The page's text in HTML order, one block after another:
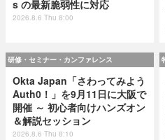
s の最新脆弱性に対応
2026.8.6 Thu 8:00
研修・セミナー・カンファレンス
Okta Japan「さわってみよう
Auth0！」を9月11日に大阪で
開催 ～ 初心者向けハンズオン
＆解説セッション
2026.8.6 Thu 8:10